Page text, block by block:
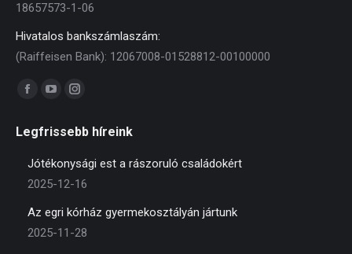
18657573-1-06
Hivatalos bankszámlaszám:
(Raiffeisen Bank): 12067008-01528812-00100000
Find us on:
Facebook
opens
in
new
YouTube
opens
in
new
Instagram
opens
in
new
Legfrissebb híreink
Jótékonysági est a rászoruló családokért
2025-12-16
Az egri kórház gyermekosztályán jártunk
2025-11-28